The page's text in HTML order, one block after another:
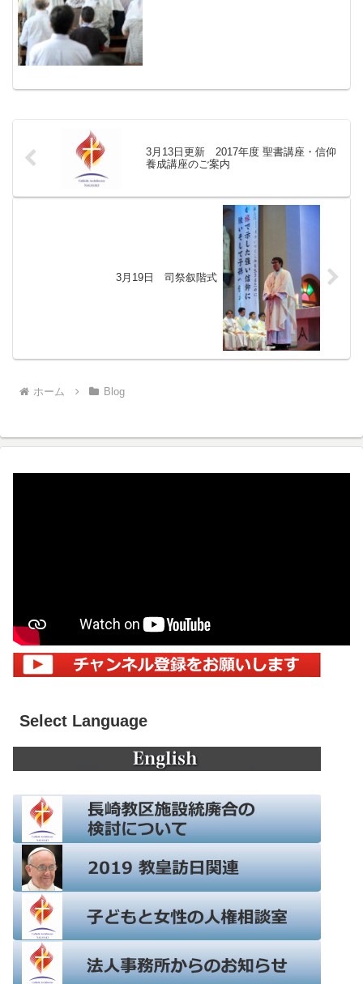
3月13日更新 2017年度 聖書講座・信仰
養成講座のご案内
3月19日 司祭叙階式
ホーム Blog
Select Language